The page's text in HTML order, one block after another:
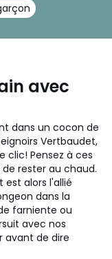
avec
dans un cocon de
Vertbaudet,
clic! Pensez à ces
rester au chaud.
alors l'allié
dans la
farniente ou
avec nos
avant de dire